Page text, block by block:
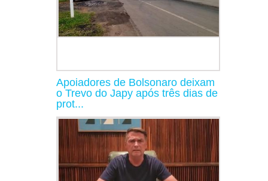
Apoiadores de Bolsonaro deixam
o Trevo do Japy após três dias de
prot...